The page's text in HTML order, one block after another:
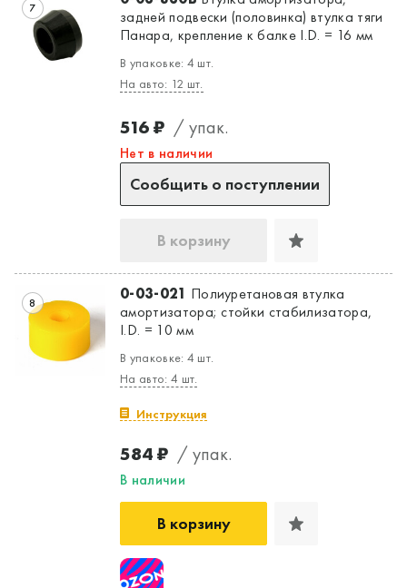
7
задней подвески (половинка) втулка тяги
Панара, крепление к балке I.D. = 16 мм
В упаковке: 4 шт.
На авто: 12 шт.
516 ₽ / упак.
Нет в наличии
Сообщить о поступлении
В корзину
8 0-03-021 Полиуретановая втулка
амортизатора; стойки стабилизатора,
I.D. = 10 мм
В упаковке: 4 шт.
На авто: 4 шт.
Инструкция
584 ₽ / упак.
В наличии
В корзину